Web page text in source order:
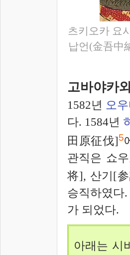
츠키오카 요
납언(金吾中
고바야카
1582년 오우
다. 1584년
田原征伐]5
관직은 쇼
将], 산기[
승직하였다
가 되었다.
아래는 시